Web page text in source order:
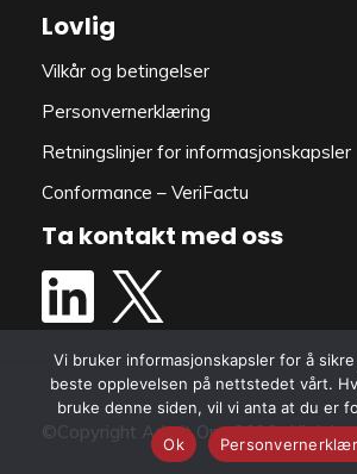
Lovlig
Vilkår og betingelser
Personvernerklæring
Retningslinjer for informasjonskapsler
Conformance – VeriFactu
Ta kontakt med oss
©Copyright Admit One 2026. All rights
Vi bruker informasjonskapsler for å
beste opplevelsen på nettstedet vårt.
bruke denne siden, vil vi anta at du er
Ok